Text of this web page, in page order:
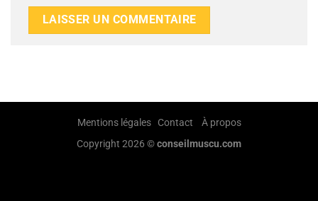
Mentions légales Contact
À propos
Copyright 2026 ©conseilmuscu.com